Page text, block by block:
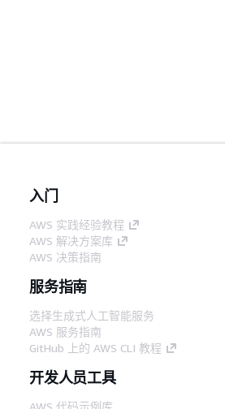
入门
AWS 实践经验教程
AWS 解决方案库
AWS 决策指南
服务指南
选择生成式人工智能服务
AWS 服务指南
GitHub 上的 AWS CLI 教程
开发人员工具
AWS 代码示例库